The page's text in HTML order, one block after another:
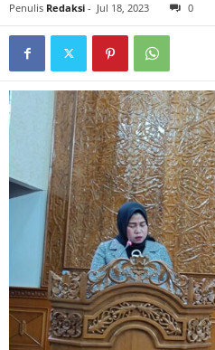
Penulis Redaksi - Jul 18, 2023 0